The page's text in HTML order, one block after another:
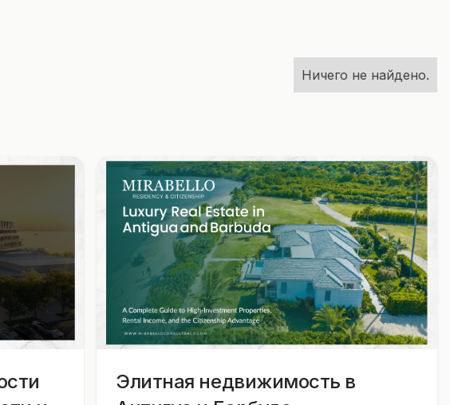
Ничего не найдено.
Элитная недвижимость в